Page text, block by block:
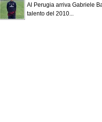
Al Perugia arriva Gabriele
talento del 2010...